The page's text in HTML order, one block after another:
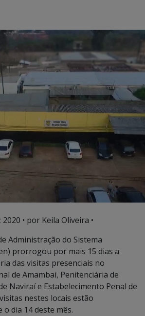
2020 • por Keila Oliveira •
Administração do Sistema
prorrogou por mais 15 dias a
das visitas presenciais no
de Amambai, Penitenciária de
Naviraí e Estabelecimento Penal de
nestes locais estão
dia 14 deste mês.